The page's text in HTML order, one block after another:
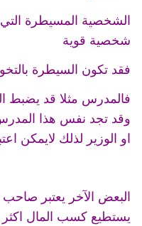
الشخصية المسيطرة التي
شخصية قوية
فقد تكون السيطرة
فالمدرس مثلا قد يضبط
وقد تجد نفس هذا المدرس
او الوزير لذلك لايمكن
البعض الآخر يعتبر صاحب
يستطيع كسب المال